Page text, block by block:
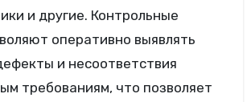
и другие. Контрольные
оперативно выявлять
и несоответствия
требованиям, что позволяет